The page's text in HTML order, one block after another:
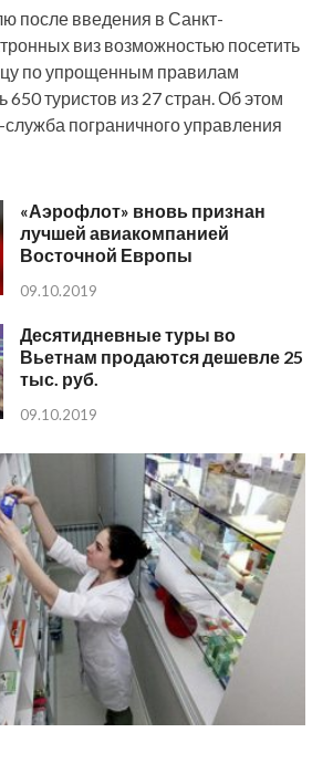
после введения в Санкт-
виз возможностью посетить
по упрощенным правилам
650 туристов из 27 стран. Об этом
пограничного управления
«Аэрофлот» вновь признан
лучшей авиакомпанией
Восточной Европы
09.10.2019
Десятидневные туры во
Вьетнам продаются дешевле 25
тыс. руб.
09.10.2019